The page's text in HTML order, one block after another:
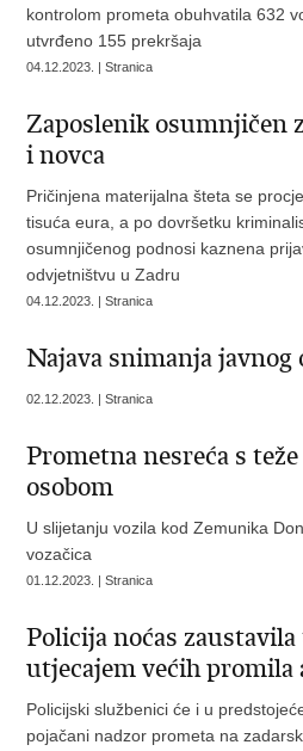
kontrolom prometa obuhvatila 632
utvrđeno 155 prekršaja
04.12.2023. | Stranica
Zaposlenik osumnjičen
i novca
Pričinjena materijalna šteta se
tisuća eura, a po dovršetku
osumnjičenog podnosi kaznena
odvjetništvu u Zadru
04.12.2023. | Stranica
Najava snimanja javnog
02.12.2023. | Stranica
​Prometna nesreća s
osobom
U slijetanju vozila kod Zemunika
vozačica
01.12.2023. | Stranica
Policija noćas
utjecajem većih promila
Policijski službenici će i u
pojačani nadzor prometa na